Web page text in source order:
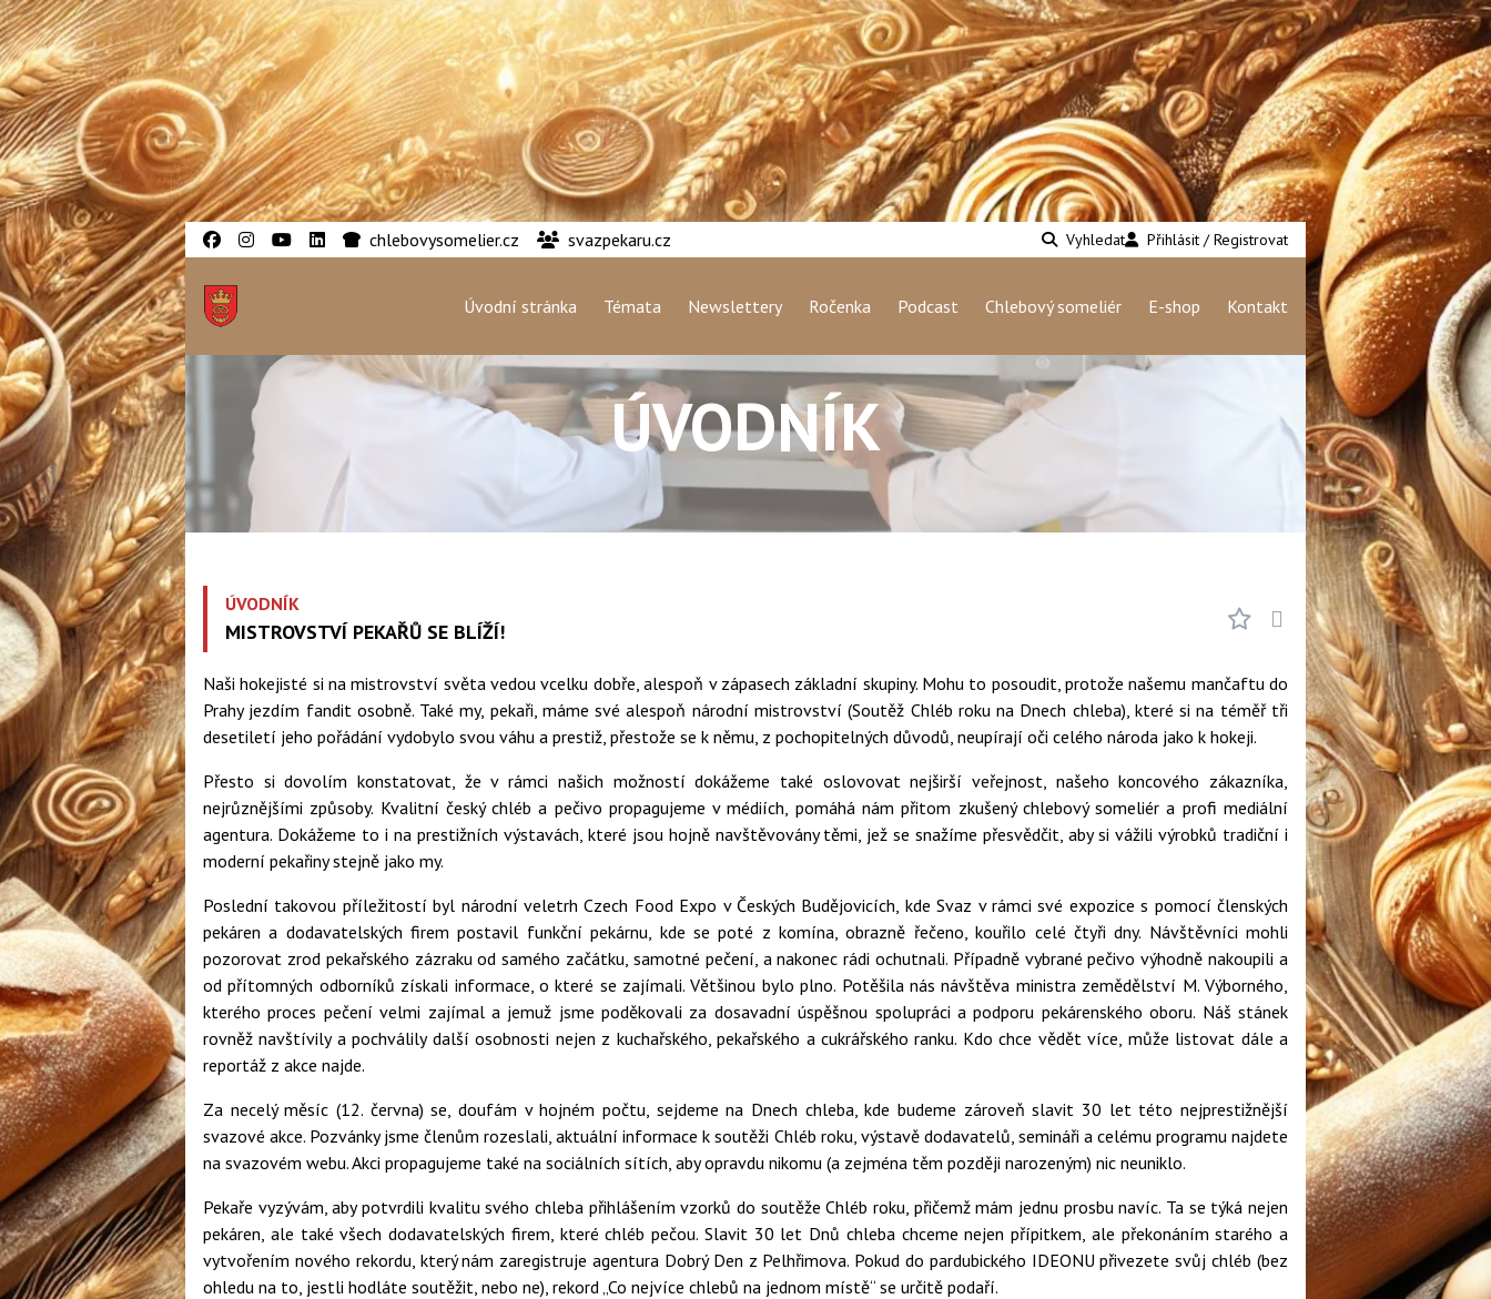
chlebovysomelier.cz svazpekaru.cz Vyhledat Přihlásit / Registrovat
Úvodní stránka Témata Newslettery Ročenka Podcast Chlebový someliér E-shop Kontakt
ÚVODNÍK
ÚVODNÍK
MISTROVSTVÍ PEKAŘŮ SE BLÍŽÍ!
Naši hokejisté si na mistrovství světa vedou vcelku dobře, alespoň v zápasech základní skupiny. Mohu to posoudit, protože našemu mančaftu do
Prahy jezdím fandit osobně. Také my, pekaři, máme své alespoň národní mistrovství (Soutěž Chléb roku na Dnech chleba), které si na téměř tři
desetiletí jeho pořádání vydobylo svou váhu a prestiž, přestože se k němu, z pochopitelných důvodů, neupírají oči celého národa jako k hokeji.
Přesto si dovolím konstatovat, že v rámci našich možností dokážeme také oslovovat nejširší veřejnost, našeho koncového zákazníka,
nejrůznějšími způsoby. Kvalitní český chléb a pečivo propagujeme v médiích, pomáhá nám přitom zkušený chlebový someliér a profi mediální
agentura. Dokážeme to i na prestižních výstavách, které jsou hojně navštěvovány těmi, jež se snažíme přesvědčit, aby si vážili výrobků tradiční i
moderní pekařiny stejně jako my.
Poslední takovou příležitostí byl národní veletrh Czech Food Expo v Českých Budějovicích, kde Svaz v rámci své expozice s pomocí členských
pekáren a dodavatelských firem postavil funkční pekárnu, kde se poté z komína, obrazně řečeno, kouřilo celé čtyři dny. Návštěvníci mohli
pozorovat zrod pekařského zázraku od samého začátku, samotné pečení, a nakonec rádi ochutnali. Případně vybrané pečivo výhodně nakoupili a
od přítomných odborníků získali informace, o které se zajímali. Většinou bylo plno. Potěšila nás návštěva ministra zemědělství M. Výborného,
kterého proces pečení velmi zajímal a jemuž jsme poděkovali za dosavadní úspěšnou spolupráci a podporu pekárenského oboru. Náš stánek
rovněž navštívily a pochválily další osobnosti nejen z kuchařského, pekařského a cukrářského ranku. Kdo chce vědět více, může listovat dále a
reportáž z akce najde.
Za necelý měsíc (12. června) se, doufám v hojném počtu, sejdeme na Dnech chleba, kde budeme zároveň slavit 30 let této nejprestižnější
svazové akce. Pozvánky jsme členům rozeslali, aktuální informace k soutěži Chléb roku, výstavě dodavatelů, semináři a celému programu najdete
na svazovém webu. Akci propagujeme také na sociálních sítích, aby opravdu nikomu (a zejména těm později narozeným) nic neuniklo.
Pekaře vyzývám, aby potvrdili kvalitu svého chleba přihlášením vzorků do soutěže Chléb roku, přičemž mám jednu prosbu navíc. Ta se týká nejen
pekáren, ale také všech dodavatelských firem, které chléb pečou. Slavit 30 let Dnů chleba chceme nejen přípitkem, ale překonáním starého a
vytvořením nového rekordu, který nám zaregistruje agentura Dobrý Den z Pelhřimova. Pokud do pardubického IDEONU přivezete svůj chléb (bez
ohledu na to, jestli hodláte soutěžit, nebo ne), rekord „Co nejvíce chlebů na jednom místě“ se určitě podaří.